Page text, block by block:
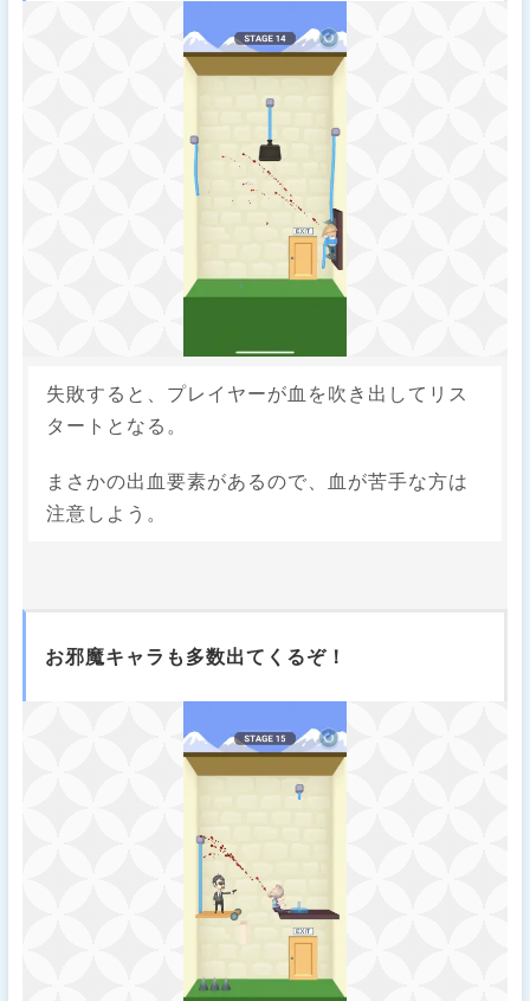
失敗すると、プレイヤーが血を吹き出してリス
タートとなる。
まさかの出血要素があるので、血が苦手な方は
注意しよう。
お邪魔キャラも多数出てくるぞ！